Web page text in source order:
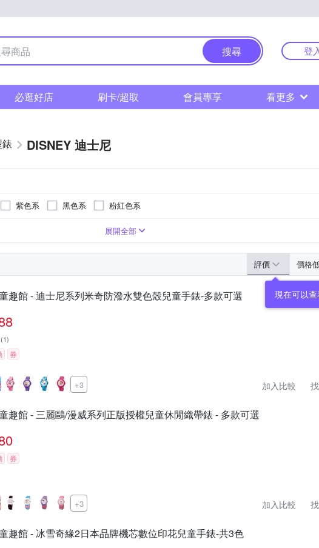
搜尋 登
必逛好店 刷卡/超取 會員專享 看更多
DISNEY 迪士尼
紫色系 黑色系 粉紅色系
咖啡色系
展開全部
評價 價格
現在可以
趣館 - 迪士尼系列米奇防潑水雙色殼兒童手錶-多款可選
(1)
券
+3 加入比較
趣館 - 三麗鷗/漫威系列正版授權兒童休閒織帶錶 - 多款可選
券
+3 加入比較
趣館 - 冰雪奇緣2日本品牌機芯數位印花兒童手錶-共3色